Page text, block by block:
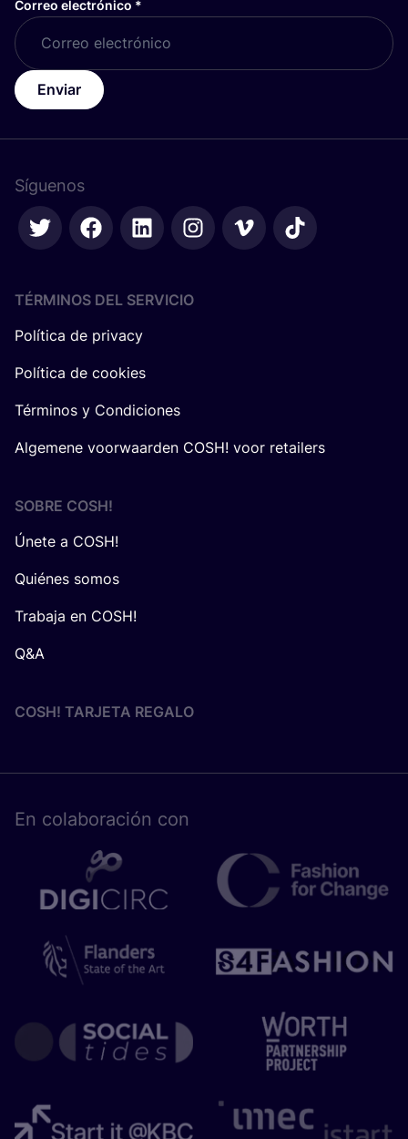
Correo electrónico *
Enviar
Síguenos
TÉRMINOS DEL SERVICIO
Política de privacy
Política de cookies
Términos y Condiciones
Algemene voorwaarden COSH! voor retailers
SOBRE COSH!
Únete a COSH!
Quiénes somos
Trabaja en COSH!
Q&A
COSH! TARJETA REGALO
En cola­bo­ra­ción con